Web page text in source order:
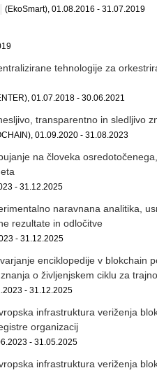
(EkoSmart), 01.08.2016 - 31.07.2019
tehnologije za
01.07.2018 - 30.06.2021
transparentno in sledljivo
01.09.2020 - 31.08.2023
na človeka
- 31.12.2025
naravnana analitika,
rezultate in odločitve
- 31.12.2025
enciklopedije v blokchain
o življenjskem ciklu za
- 31.12.2025
infrastruktura veriženja
organizacij
- 31.05.2025
infrastruktura veriženja